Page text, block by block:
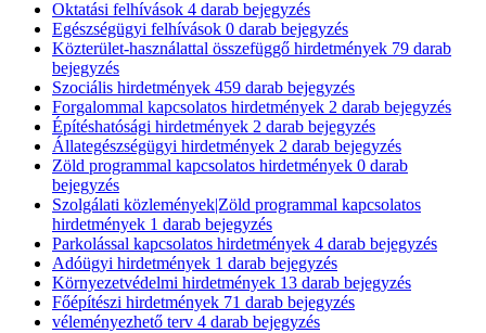
Oktatási felhívások 4 darab bejegyzés
Egészségügyi felhívások 0 darab bejegyzés
Közterület-használattal összefüggő hirdetmények 79 darab
bejegyzés
Szociális hirdetmények 459 darab bejegyzés
Forgalommal kapcsolatos hirdetmények 2 darab bejegyzés
Építéshatósági hirdetmények 2 darab bejegyzés
Állategészségügyi hirdetmények 2 darab bejegyzés
Zöld programmal kapcsolatos hirdetmények 0 darab
bejegyzés
Szolgálati közlemények|Zöld programmal kapcsolatos
hirdetmények 1 darab bejegyzés
Parkolással kapcsolatos hirdetmények 4 darab bejegyzés
Adóügyi hirdetmények 1 darab bejegyzés
Környezetvédelmi hirdetmények 13 darab bejegyzés
Főépítészi hirdetmények 71 darab bejegyzés
véleményezhető terv 4 darab bejegyzés